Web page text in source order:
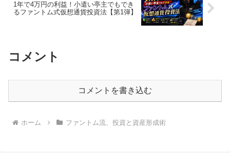
1年で4万円の利益！小遣い亭主でもでき
るファントム式仮想通貨投資法【第1弾】
コメント
コメントを書き込む
ホーム ファントム流、投資と資産形成術